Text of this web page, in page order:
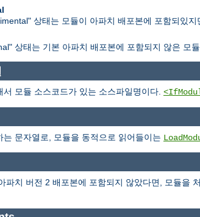
상태는 모듈이 아파치 배포본에 포함되있
상태는 기본 아파치 배포본에 포함되지 않은 모
서 모듈 소스코드가 있는 소스파일명이다.
는 문자열로, 모듈을 동적으로 읽어들이는
파치 버전 2 배포본에 포함되지 않았다면, 모듈을